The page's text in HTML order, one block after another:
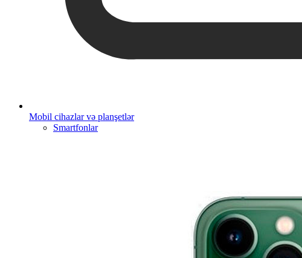
Mobil cihazlar və planşetlər
Smartfonlar